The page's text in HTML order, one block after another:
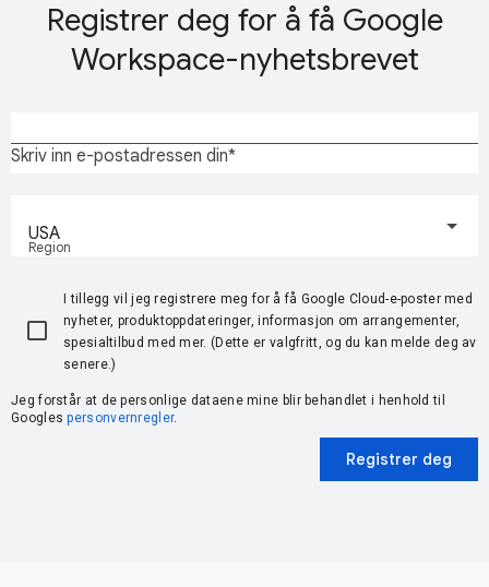
Registrer deg for å få Google
Workspace-nyhetsbrevet
Skriv inn e-postadressen din
Region
USA
I tillegg vil jeg registrere meg for å få Google Cloud-e-poster med
nyheter, produktoppdateringer, informasjon om arrangementer,
spesialtilbud med mer. (Dette er valgfritt, og du kan melde deg av
senere.)
Jeg forstår at de personlige dataene mine blir behandlet i henhold til
Googlespersonvernregler.
Registrer deg